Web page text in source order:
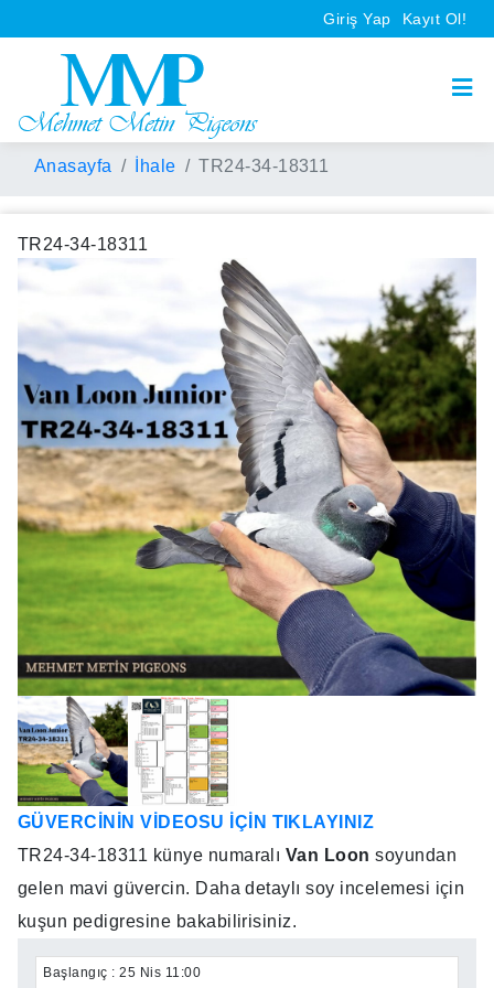
Giriş Yap Kayıt Ol!
Anasayfa İhale TR24-34-18311
TR24-34-18311
GÜVERCİNİN VİDEOSU İÇİN TIKLAYINIZ
TR24-34-18311 künye numaralı Van Loon soyundan
gelen mavi güvercin. Daha detaylı soy incelemesi için
kuşun pedigresine bakabilirisiniz.
Başlangıç :25 Nis 11:00